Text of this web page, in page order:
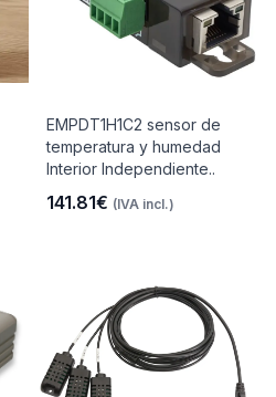
EMPDT1H1C2 sensor de
temperatura y humedad
Interior Independiente..
141.81€ (IVA incl.)